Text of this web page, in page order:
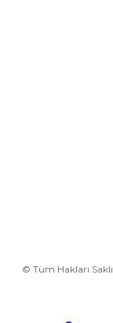
© Tüm Hakları